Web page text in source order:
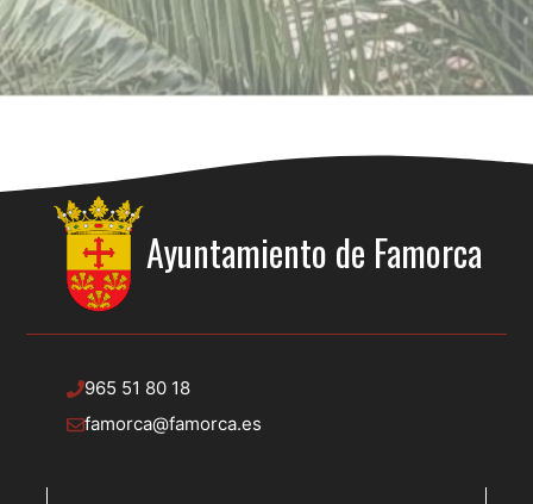
Ayuntamiento de Famorca
965 51 80 18
famorca@famorca.es